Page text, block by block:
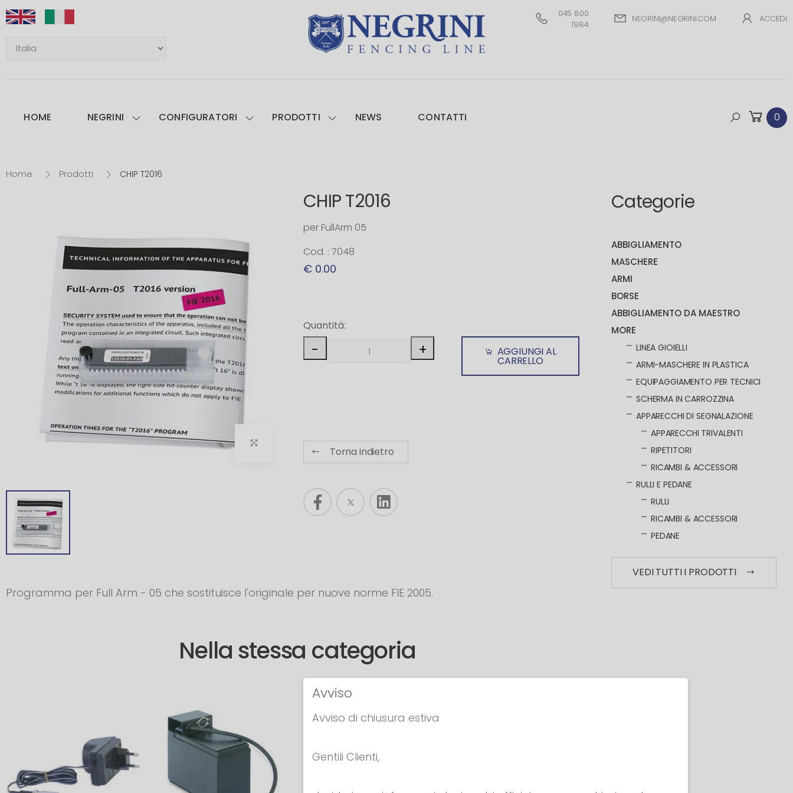
045 800
1984
NEGRINI@NEGRINI.COM ACCEDI
HOME NEGRINI CONFIGURATORI PRODOTTI NEWS CONTATTI 0
Home Prodotti CHIP T2016
CHIP T2016
per FullArm 05
Cod. : 7048
€ 0.00
Quantità:
- + AGGIUNGI AL
CARRELLO
Torna indietro
Programma per Full Arm - 05 che sostituisce l'originale per nuove norme FIE 2005.
Nella stessa categoria
Categorie
ABBIGLIAMENTO
MASCHERE
ARMI
BORSE
ABBIGLIAMENTO DA MAESTRO
MORE
LINEA GIOIELLI
ARMI-MASCHERE IN PLASTICA
EQUIPAGGIAMENTO PER TECNICI
SCHERMA IN CARROZZINA
APPARECCHI DI SEGNALAZIONE
APPARECCHI TRIVALENTI
RIPETITORI
RICAMBI & ACCESSORI
RULLI E PEDANE
RULLI
RICAMBI & ACCESSORI
PEDANE
VEDI TUTTI I PRODOTTI
Avviso
Avviso di chiusura estiva
Gentili Clienti,